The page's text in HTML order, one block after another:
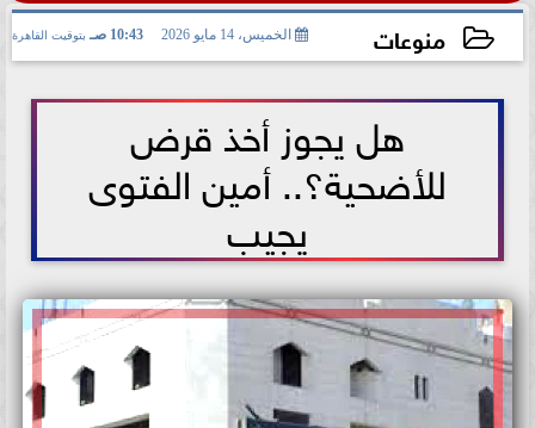
منوعات الخميس، 14 مايو 2026 10:43 صـ بتوقيت القاهرة
هل يجوز أخذ قرض
للأضحية؟.. أمين الفتوى
يجيب